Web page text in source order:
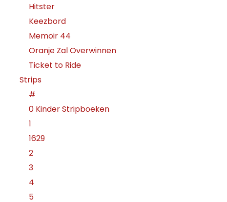
Hitster
Keezbord
Memoir 44
Oranje Zal Overwinnen
Ticket to Ride
Strips
#
0 Kinder Stripboeken
1
1629
2
3
4
5